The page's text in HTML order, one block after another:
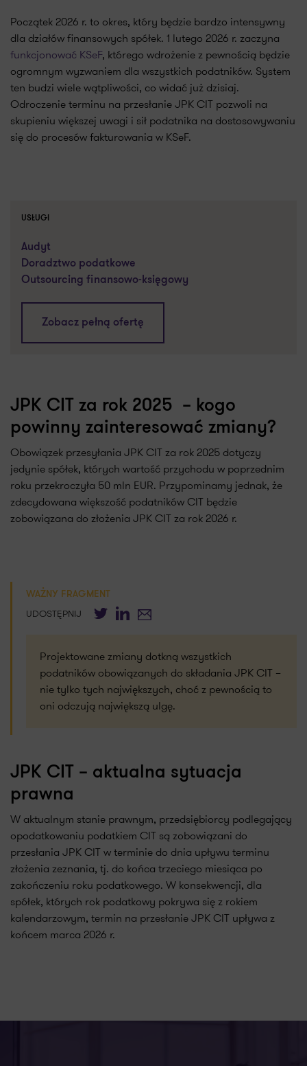
Początek 2026 r. to okres, który będzie bardzo intensywny
dla działów finansowych spółek. 1 lutego 2026 r. zaczyna
funkcjonować KSeF, którego wdrożenie z pewnością będzie
ogromnym wyzwaniem dla wszystkich podatników. System
ten budzi wiele wątpliwości, co widać już dzisiaj.
Odroczenie terminu na przesłanie JPK CIT pozwoli na
skupieniu większej uwagi i sił podatnika na dostosowywaniu
się do procesów fakturowania w KSeF.
USŁUGI
Audyt
Doradztwo podatkowe
Outsourcing finansowo-księgowy
Zobacz pełną ofertę
JPK CIT za rok 2025 – kogo
powinny zainteresować zmiany?
Obowiązek przesyłania JPK CIT za rok 2025 dotyczy
jedynie spółek, których wartość przychodu w poprzednim
roku przekroczyła 50 mln EUR. Przypominamy jednak, że
zdecydowana większość podatników CIT będzie
zobowiązana do złożenia JPK CIT za rok 2026 r.
WAŻNY FRAGMENT
UDOSTĘPNIJ TwitterLinkedIn
E-mail
Projektowane zmiany dotkną wszystkich
podatników obowiązanych do składania JPK CIT –
nie tylko tych największych, choć z pewnością to
oni odczują największą ulgę.
JPK CIT – aktualna sytuacja
prawna
W aktualnym stanie prawnym, przedsiębiorcy podlegający
opodatkowaniu podatkiem CIT są zobowiązani do
przesłania JPK CIT w terminie do dnia upływu terminu
złożenia zeznania, tj. do końca trzeciego miesiąca po
zakończeniu roku podatkowego. W konsekwencji, dla
spółek, których rok podatkowy pokrywa się z rokiem
kalendarzowym, termin na przesłanie JPK CIT upływa z
końcem marca 2026 r.